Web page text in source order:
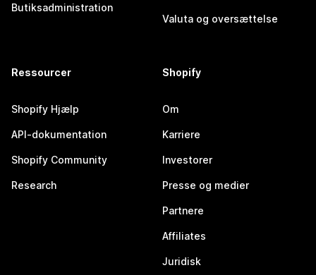
Butiksadministration
Valuta og oversættelse
Ressourcer
Shopify Hjælp
API-dokumentation
Shopify Community
Research
Shopify
Om
Karriere
Investorer
Presse og medier
Partnere
Affiliates
Juridisk